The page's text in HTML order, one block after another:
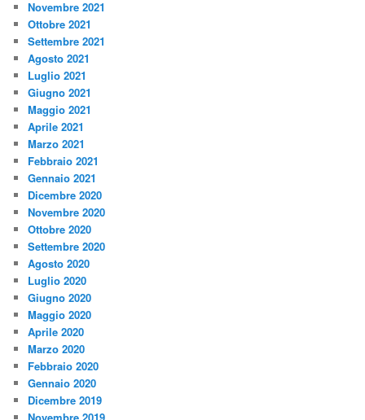
Novembre 2021
Ottobre 2021
Settembre 2021
Agosto 2021
Luglio 2021
Giugno 2021
Maggio 2021
Aprile 2021
Marzo 2021
Febbraio 2021
Gennaio 2021
Dicembre 2020
Novembre 2020
Ottobre 2020
Settembre 2020
Agosto 2020
Luglio 2020
Giugno 2020
Maggio 2020
Aprile 2020
Marzo 2020
Febbraio 2020
Gennaio 2020
Dicembre 2019